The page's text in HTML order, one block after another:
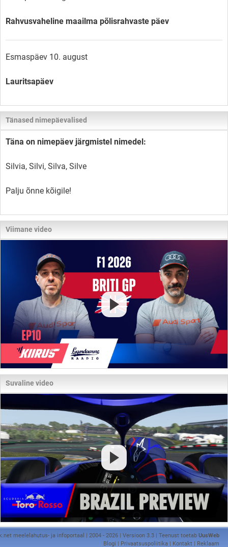
Rahvusvaheline maailma põlisrahvaste päev
Esmaspäev 10. august
Lauritsapäev
Tänased nimepäevalised
Täna on nimepäev järgmistel nimedel:
Silvia, Silvi, Silva, Silve
Palju õnne kõigile!
Viimane video
Suvaline video
meelelahutus- ja infoportaal | 2004 - 2026 | Versioon 3.3 | Teenust toetab UusWeb
Blogi | Privaatsuspoliitika | Kontakt | Reklaam